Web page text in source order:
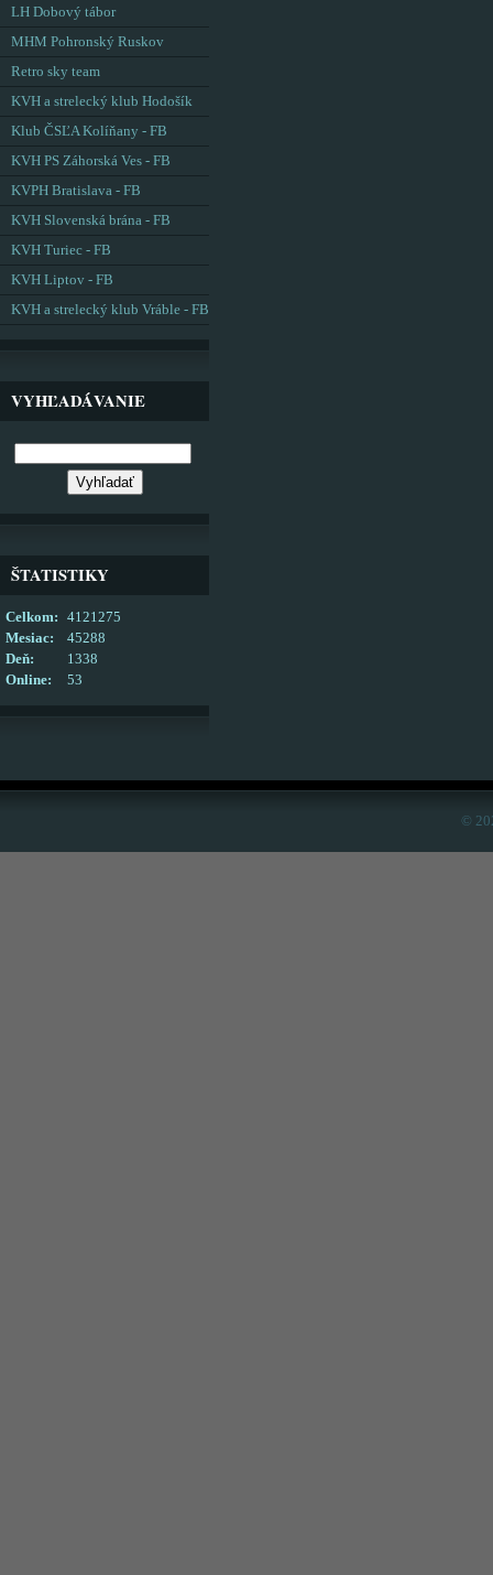
LH Dobový tábor
MHM Pohronský Ruskov
Retro sky team
KVH a strelecký klub Hodošík
Klub ČSĽA Kolíňany - FB
KVH PS Záhorská Ves - FB
KVPH Bratislava - FB
KVH Slovenská brána - FB
KVH Turiec - FB
KVH Liptov - FB
KVH a strelecký klub Vráble - FB
VYHĽADÁVANIE
ŠTATISTIKY
Online: 53
Celkom:
4121275
Mesiac:
45288
Deň:
1338
©